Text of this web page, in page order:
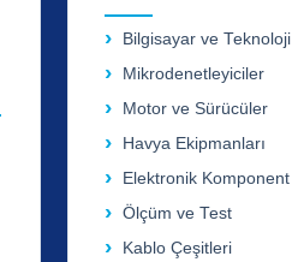
Bilgisayar ve Teknoloji
Mikrodenetleyiciler
Motor ve Sürücüler
Havya Ekipmanları
Elektronik Komponent
Ölçüm ve Test
Kablo Çeşitleri